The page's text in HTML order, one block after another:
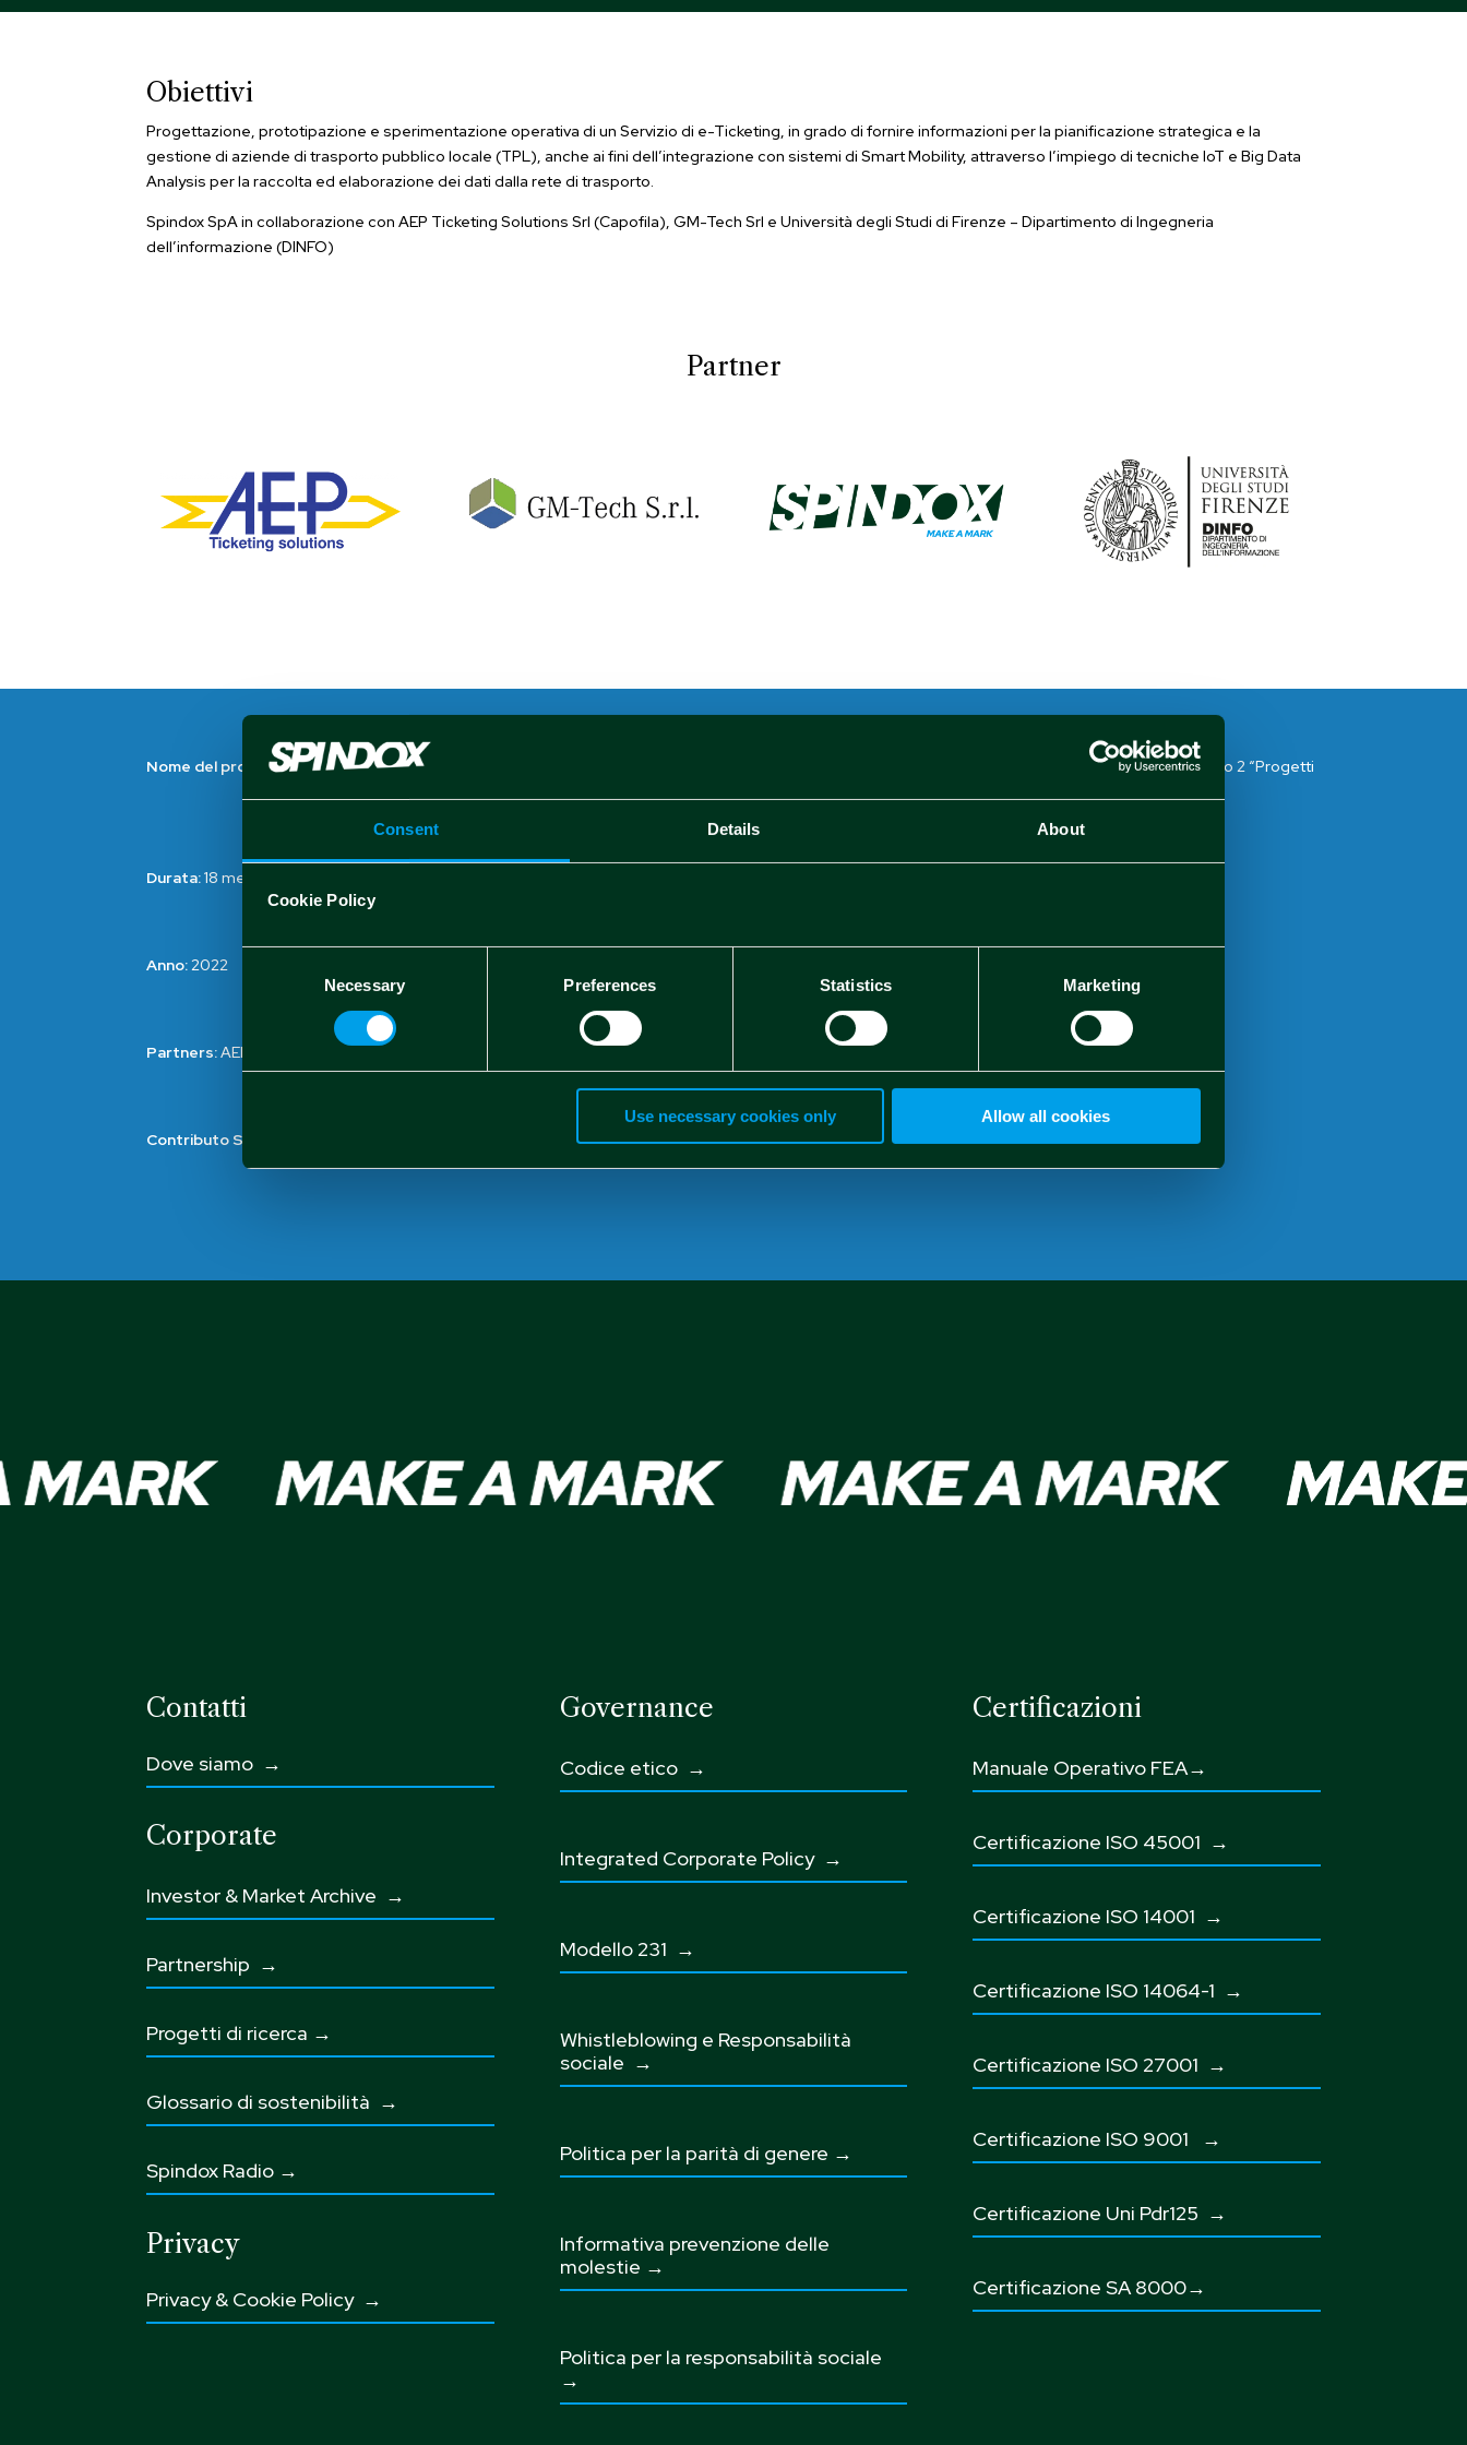
Consent Details About
Cookie Policy
Necessary Preferences Statistics Marketing
Use necessary cookies only Allow all cookies
Obiettivi
Progettazione, prototipazione e sperimentazione operativa di un Servizio di e-Ticketing, in grado di fornire informazioni per la pianificazione strategica e la
gestione di aziende di trasporto pubblico locale (TPL), anche ai fini dell’integrazione con sistemi di Smart Mobility, attraverso l’impiego di tecniche IoT e Big Data
Analysis per la raccolta ed elaborazione dei dati dalla rete di trasporto.
Spindox SpA in collaborazione con AEP Ticketing Solutions Srl (Capofila), GM-Tech Srl e Università degli Studi di Firenze – Dipartimento di Ingegneria
dell’informazione (DINFO)
Partner
Nome del progetto:TAAS
POR FESR 2014-2020 – azione 1.1.5 sub-azione a1 – Bando 2 “Progetti
Durata:18 mesi
Anno:2022
Partners:AEP Contributo ammesso:
Contributo Spindox S.p.A. : Ruolo Spindox S.p.A. :Partner
Contatti
Dove siamo →
Corporate
Investor & Market Archive →
Partnership →
Progetti di ricerca →
Glossario di sostenibilità →
Spindox Radio →
Privacy
Privacy & Cookie Policy →
Governance
Codice etico →
Integrated Corporate Policy →
Modello 231 →
Whistleblowing e Responsabilità
sociale →
Politica per la parità di genere →
Informativa prevenzione delle
molestie →
Politica per la responsabilità sociale
→
Certificazioni
Manuale Operativo FEA→
Certificazione ISO 45001 →
Certificazione ISO 14001 →
Certificazione ISO 14064-1 →
Certificazione ISO 27001 →
Certificazione ISO 9001 →
Certificazione Uni Pdr125 →
Certificazione SA 8000→